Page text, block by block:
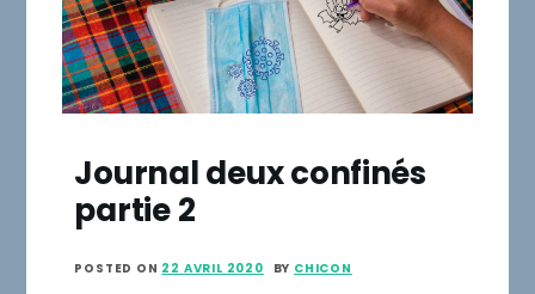
Journal deux confinés
partie 2
POSTED ON 22 AVRIL 2020 BY CHICON